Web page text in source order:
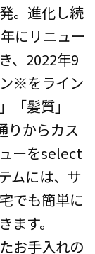
。進化し続
にリニュー
、2022年9
※をライン
「髪質」
りからカス
ーをselect
ムには、サ
でも簡単に
す。
お手入れの